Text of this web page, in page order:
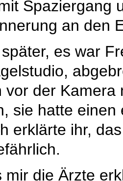
Spaziergang
an den
es war
vor der
sie hatte einen
erklärte ihr,
mir die Ärzte